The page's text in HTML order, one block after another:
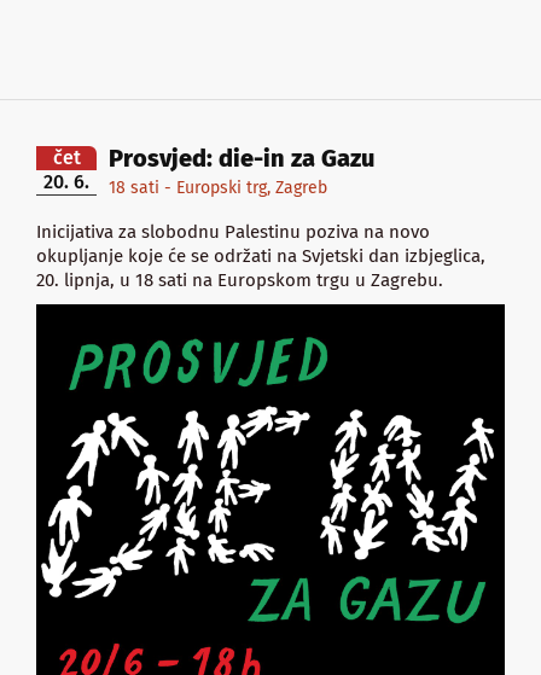
čet
20. 6.
Prosvjed: die-in za Gazu
18 sati - Europski trg, Zagreb
Inicijativa za slobodnu Palestinu poziva na novo
okupljanje koje će se održati na Svjetski dan izbjeglica,
20. lipnja, u 18 sati na Europskom trgu u Zagrebu.